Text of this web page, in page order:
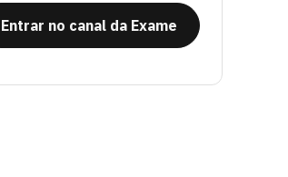
Entrar no canal da Exame